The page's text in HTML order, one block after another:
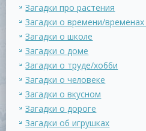
Загадки про растения
Загадки о времени/временах
Загадки о школе
Загадки о доме
Загадки о труде/хобби
Загадки о человеке
Загадки о вкусном
Загадки о дороге
Загадки об игрушках